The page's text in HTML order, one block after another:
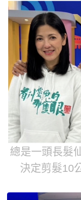
總是一頭長髮
決定剪髮10